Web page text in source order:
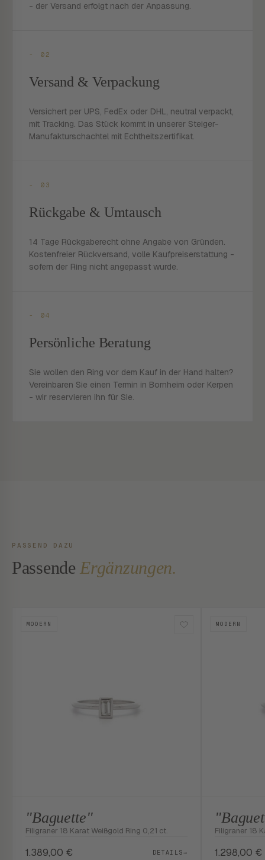
- der Versand erfolgt nach der Anpassung.
- 02
Versand & Verpackung
Versichert per UPS, FedEx oder DHL, neutral verpackt,
mit Tracking. Das Stück kommt in unserer Steiger-
Manufakturschachtel mit Echtheitszertifikat.
- 03
Rückgabe & Umtausch
14 Tage Rückgaberecht ohne Angabe von Gründen.
Kostenfreier Rückversand, volle Kaufpreiserstattung -
sofern der Ring nicht angepasst wurde.
- 04
Persönliche Beratung
Sie wollen den Ring vor dem Kauf in der Hand halten?
Vereinbaren Sie einen Termin in Bornheim oder Kerpen
- wir reservieren ihn für Sie.
PASSEND DAZU
Passende Ergänzungen.
MODERN
"Baguette"
Filigraner 18 Karat Weißgold Ring 0,21 ct.
1.389,00 € DETAILS→
MODERN
Filigraner 18
1.298,00 €